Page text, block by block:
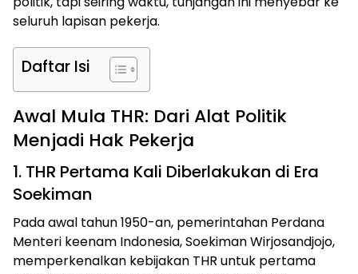
seluruh lapisan pekerja.
Daftar Isi
Awal Mula THR: Dari Alat Politik
Menjadi Hak Pekerja
1. THR Pertama Kali Diberlakukan di Era
Soekiman
Pada awal tahun 1950-an, pemerintahan Perdana
Menteri keenam Indonesia, Soekiman Wirjosandjojo,
memperkenalkan kebijakan THR untuk pertama